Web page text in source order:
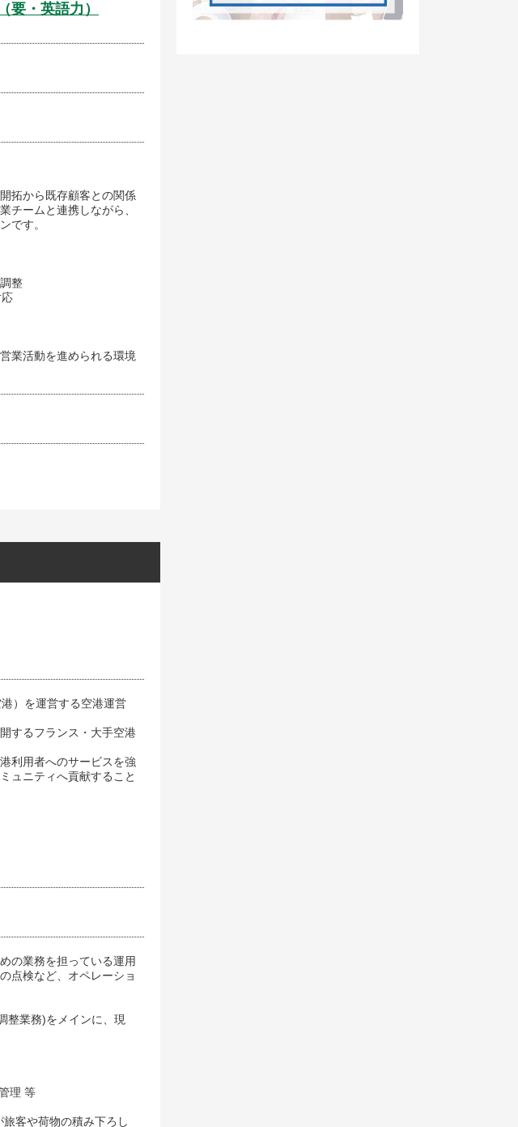
要・英語力）
拓から既存顧客との関係
チームと連携しながら、
です。
整
業活動を進められる環境
）を運営する空港運営
するフランス・大手空港
利用者へのサービスを強
ュニティへ貢献すること
の業務を担っている運用
点検など、オペレーショ
整業務)をメインに、現
理 等
客や荷物の積み下ろし